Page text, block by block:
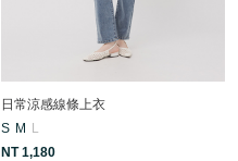
日常涼感線條上衣
S M L
NT 1,180